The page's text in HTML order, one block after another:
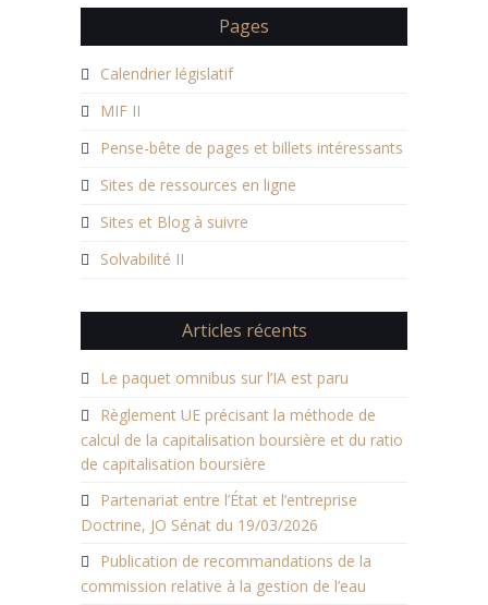
Pages
Calendrier législatif
MIF II
Pense-bête de pages et billets intéressants
Sites de ressources en ligne
Sites et Blog à suivre
Solvabilité II
Articles récents
Le paquet omnibus sur l’IA est paru
Règlement UE précisant la méthode de
calcul de la capitalisation boursière et du ratio
de capitalisation boursière
Partenariat entre l’État et l’entreprise
Doctrine, JO Sénat du 19/03/2026
Publication de recommandations de la
commission relative à la gestion de l’eau